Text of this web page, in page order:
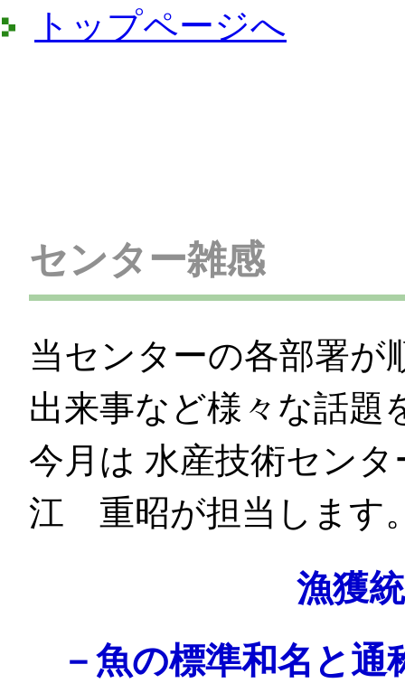
トップページへ
センター雑感
当センターの各部署が
出来事など様々な話題
今月は 水産技術セ
江 重昭が担当します
漁獲
－魚の標準和名と